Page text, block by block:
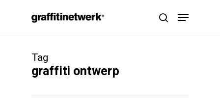
search
Menu
Tag
graffiti ontwerp